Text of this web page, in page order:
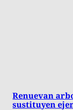
Renuevan
sustituyen